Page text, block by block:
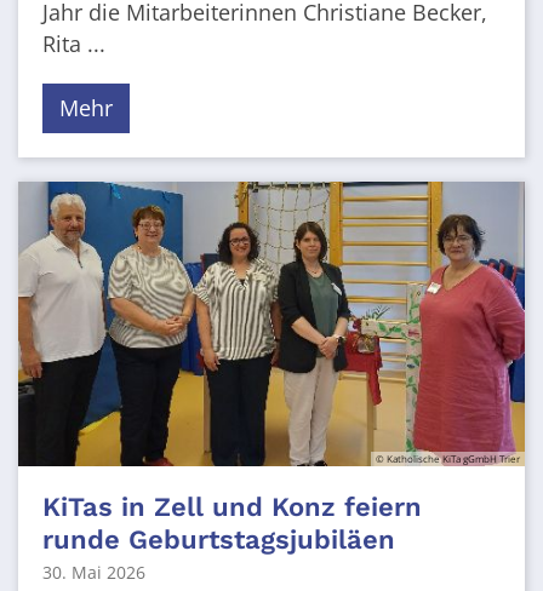
Jahr die Mitarbeiterinnen Christiane Becker,
Rita ...
Mehr
© Katholische KiTa gGmbH Trier
KiTas in Zell und Konz feiern
runde Geburtstagsjubiläen
30. Mai 2026